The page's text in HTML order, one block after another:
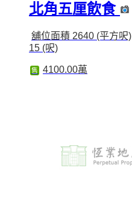
北角五厘飲食
舖位面積 2640 (平方呎)
15 (呎)
售 4100.00萬